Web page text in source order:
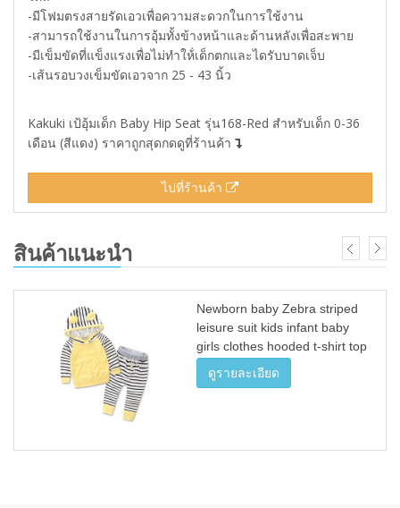
-มีโฟมตรงสายรัดเอวเพื่อความสะดวกในการใช้งาน
-สามารถใช้งานในการอุ้มทั้งข้างหน้าและด้านหลังเพื่อสะพาย
-มีเข็มขัดที่แข็งแรงเพื่อไม่ทำให้่เด็กตกและไดรับบาดเจ็บ
-เส้นรอบวงเข็มขัดเอวจาก 25 - 43 นิ้ว
Kakuki เป้อุ้มเด็ก Baby Hip Seat รุ่น168-Red สำหรับเด็ก 0-36
เดือน (สีแดง) ราคาถูกสุดกดดูที่ร้านค้า
ไปที่ร้านค้า
สินค้าแนะนำ
Newborn baby Zebra striped
leisure suit kids infant baby
girls clothes hooded t-shirt top
+ pants 2pcs set girls outfit
dress
ดูรายละเอียด